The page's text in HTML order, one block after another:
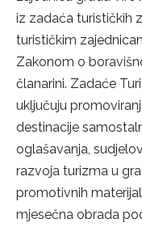
iz zadaća turističkih
turističkim
Zakonom o
članarini. Zadaće
uključuju
destinacije
oglašavanja,
razvoja turizma u
promotivnih
mjesečna obrada